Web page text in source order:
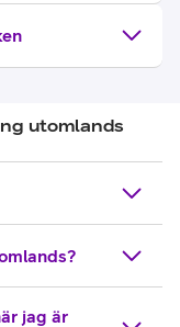
utomlands
jag är